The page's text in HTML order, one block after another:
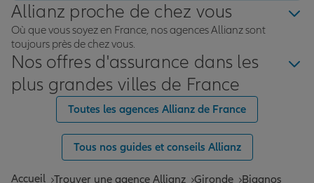
Allianz proche de chez vous
Où que vous soyez en France, nos agences Allianz sont
toujours près de chez vous.
Nos offres d'assurance dans les
plus grandes villes de France
Toutes les agences Allianz de France
Tous nos guides et conseils Allianz
Accueil Trouver une agence Allianz Gironde
Biganos